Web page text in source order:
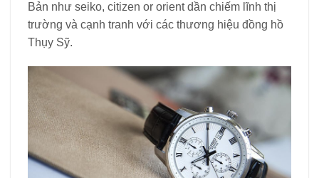
Bản như seiko, citizen or orient dần chiếm lĩnh thị
trường và cạnh tranh với các thương hiệu đồng hồ
Thụy Sỹ.